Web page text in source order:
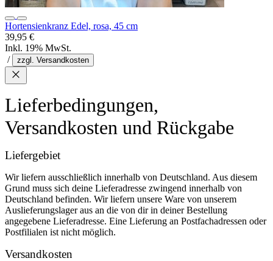
Hortensienkranz Edel, rosa, 45 cm
39,95 €
Inkl. 19% MwSt.
/
zzgl. Versandkosten
Lieferbedingungen,
Versandkosten und Rückgabe
Liefergebiet
Wir liefern ausschließlich innerhalb von Deutschland. Aus diesem
Grund muss sich deine Lieferadresse zwingend innerhalb von
Deutschland befinden. Wir liefern unsere Ware von unserem
Auslieferungslager aus an die von dir in deiner Bestellung
angegebene Lieferadresse. Eine Lieferung an Postfachadressen oder
Postfilialen ist nicht möglich.
Versandkosten